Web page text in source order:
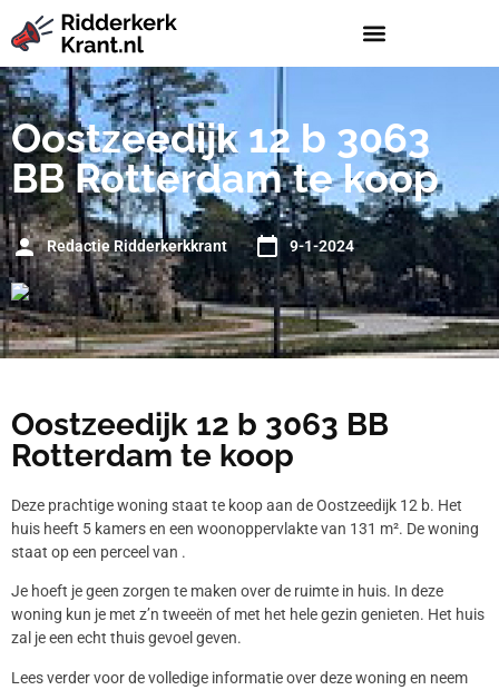
Oostzeedijk 12 b 3063
BB Rotterdam te koop
Redactie Ridderkerkkrant 9-1-2024
Oostzeedijk 12 b 3063 BB
Rotterdam te koop
Deze prachtige woning staat te koop aan de Oostzeedijk 12 b. Het
huis heeft 5 kamers en een woonoppervlakte van 131 m². De woning
staat op een perceel van .
Je hoeft je geen zorgen te maken over de ruimte in huis. In deze
woning kun je met z’n tweeën of met het hele gezin genieten. Het huis
zal je een echt thuis gevoel geven.
Lees verder voor de volledige informatie over deze woning en neem